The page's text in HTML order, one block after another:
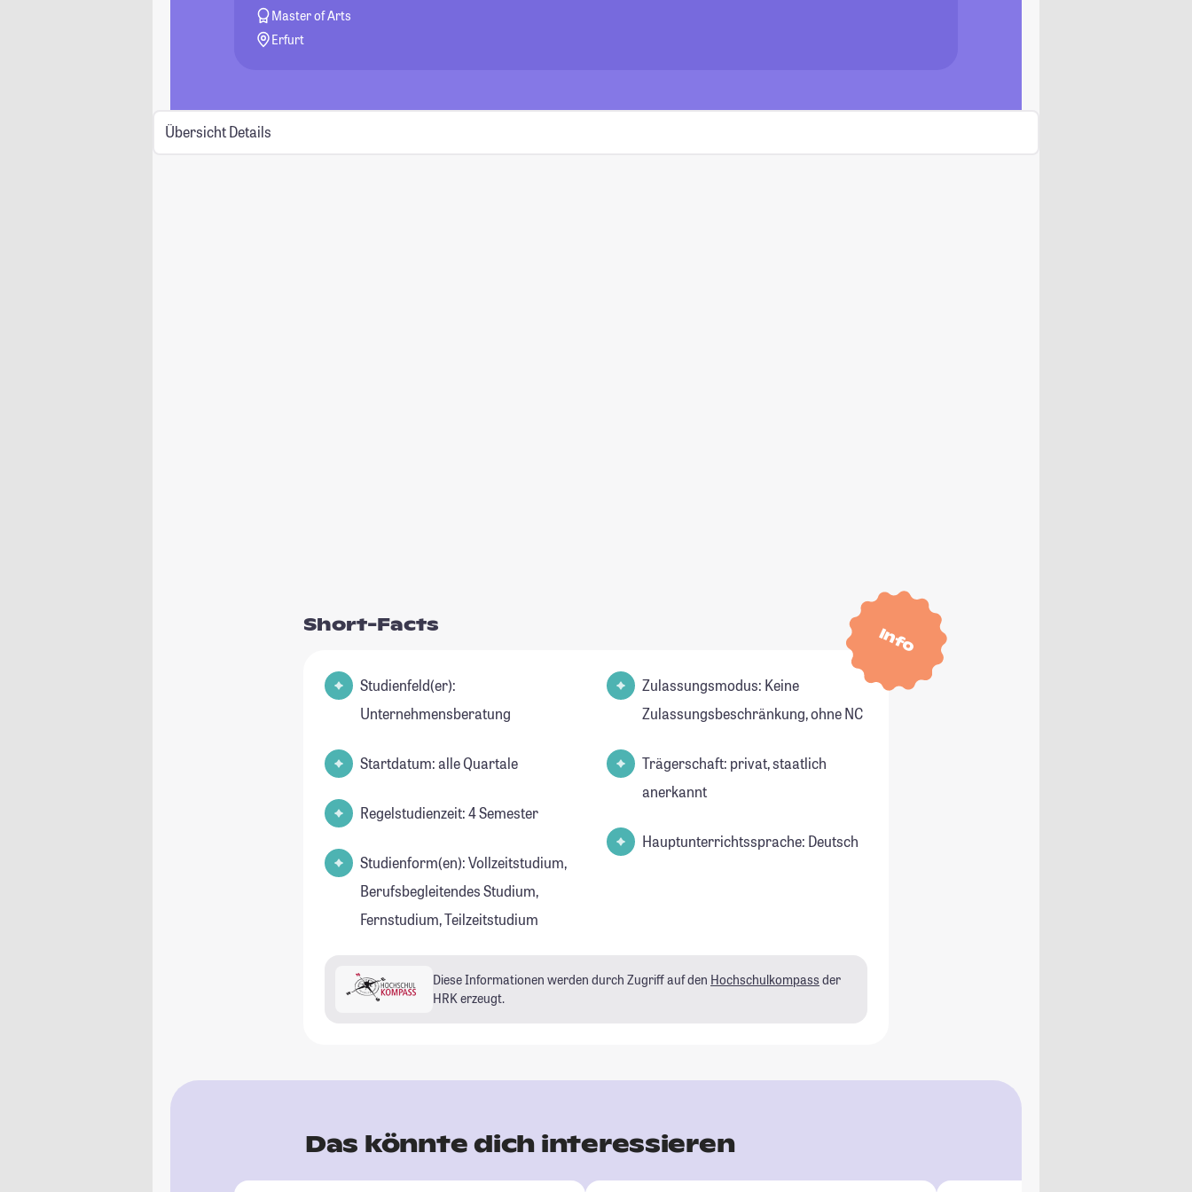
Master of Arts
Erfurt
Übersicht Details
Info
Short-Facts
Studienfeld(er):
Unternehmensberatung
Startdatum: alle Quartale
Regelstudienzeit: 4 Semester
Studienform(en): Vollzeitstudium,
Berufsbegleitendes Studium,
Fernstudium, Teilzeitstudium
Zulassungsmodus: Keine
Zulassungsbeschränkung, ohne NC
Trägerschaft: privat, staatlich
anerkannt
Hauptunterrichtssprache: Deutsch
Diese Informationen werden durch Zugriff auf den Hochschulkompass der
HRK erzeugt.
Das könnte dich interessieren